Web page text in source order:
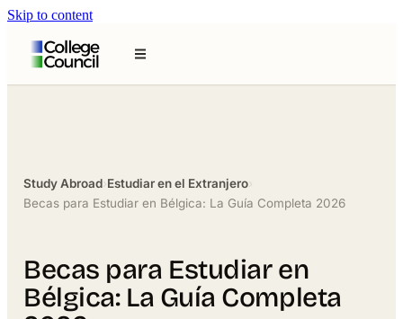
Skip to content
Study Abroad›Estudiar en el Extranjero›
Becas para Estudiar en Bélgica: La Guía Completa 2026
Becas para Estudiar en
Bélgica: La Guía Completa